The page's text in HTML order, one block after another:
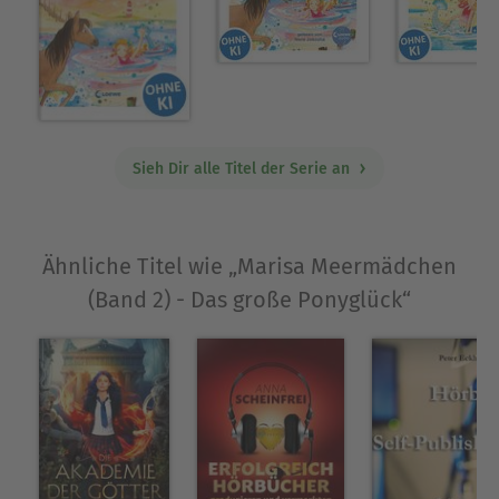
Kindheit an war sie ein “Bücherwurm” und dachte
sich selbst Geschichten aus. Im Alter von 10 Jahren
nahm sie an ihrem ersten Schreibwettbewerb teil.
Seit 2009 veröffentlicht sie Kinder- und
Literaturpreisen ausgezeichnet wurden.
Sieh Dir alle Titel der Serie an
Ähnliche Titel wie „Marisa Meermädchen
(Band 2) - Das große Ponyglück“